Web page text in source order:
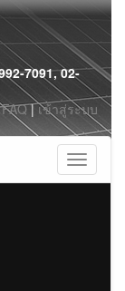
7091, 02-
FAQ|เข้าสู่ระบบ
Toggle